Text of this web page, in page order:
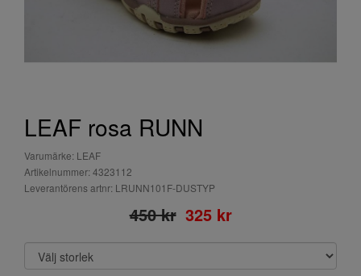
LEAF rosa RUNN
Varumärke: LEAF
Artikelnummer: 4323112
Leverantörens artnr: LRUNN101F-DUSTYP
450 kr 325 kr